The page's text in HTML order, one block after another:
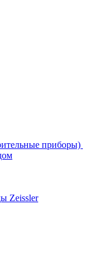
приборы)
Zeissler